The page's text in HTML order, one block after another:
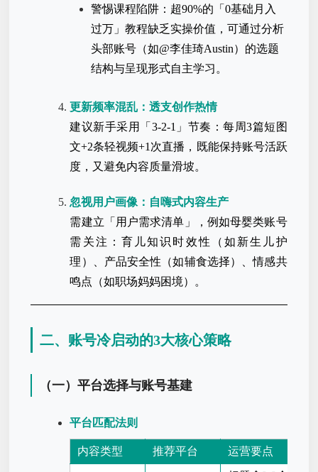
警惕课程陷阱：超90%的「0基础月入
过万」教程缺乏实操价值，可通过分析
头部账号（如@李佳琦Austin）的选题
结构与呈现形式自主学习。
更新频率混乱：透支创作热情
建议新手采用「3-2-1」节奏：每周3篇短图
文+2条轻视频+1次直播，既能保持账号活跃
度，又避免内容质量滑坡。
忽视用户画像：自嗨式内容生产
需建立「用户需求清单」，例如母婴类账号
需关注：育儿知识时效性（如新生儿护
理）、产品安全性（如辅食选择）、情感共
鸣点（如职场妈妈困境）。
二、账号冷启动的3大核心策略
（一）平台选择与账号基建
平台匹配法则
内容类型 推荐平台 运营要点